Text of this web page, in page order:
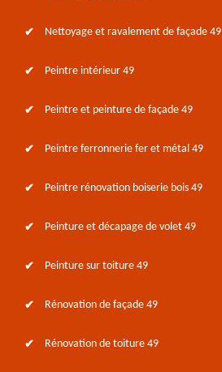
Nettoyage et ravalement de façade 49
Peintre intérieur 49
Peintre et peinture de façade 49
Peintre ferronnerie fer et métal 49
Peintre rénovation boiserie bois 49
Peinture et décapage de volet 49
Peinture sur toiture 49
Rénovation de façade 49
Rénovation de toiture 49